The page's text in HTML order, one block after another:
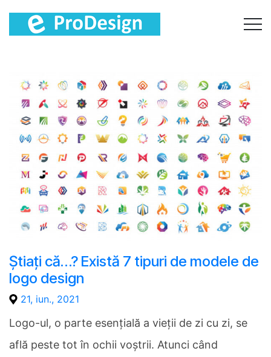
Știați că…? Există 7 tipuri de modele de
logo design
21, iun., 2021
Logo-ul, o parte esențială a vieții de zi cu zi, se
află peste tot în ochii voștrii. Atunci când